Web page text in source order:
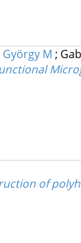
M ;
of